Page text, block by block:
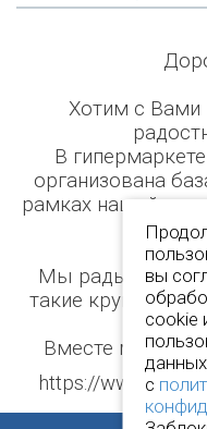
Хотим с Вами
В
организована
рамках нашей
Мы рады , что
такие крупные
Вместе мы сила,
https://
вы
cookie
с